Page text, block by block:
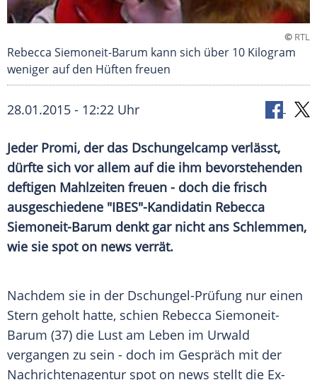
© RTL
Rebecca Siemoneit-Barum kann sich über 10 Kilogram
weniger auf den Hüften freuen
28.01.2015 - 12:22 Uhr
Jeder Promi, der das Dschungelcamp verlässt,
dürfte sich vor allem auf die ihm bevorstehenden
deftigen Mahlzeiten freuen - doch die frisch
ausgeschiedene "IBES"-Kandidatin Rebecca
Siemoneit-Barum denkt gar nicht ans Schlemmen,
wie sie spot on news verrät.
Nachdem sie in der Dschungel-Prüfung nur einen
Stern geholt hatte, schien Rebecca Siemoneit-
Barum (37) die Lust am Leben im Urwald
vergangen zu sein - doch im Gespräch mit der
Nachrichtenagentur spot on news stellt die Ex-